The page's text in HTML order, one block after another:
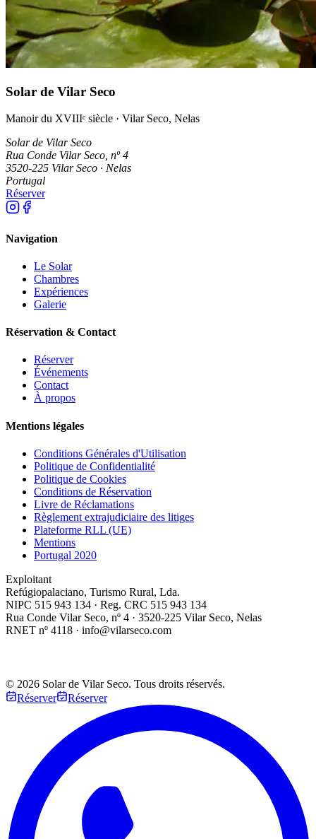
Solar de Vilar Seco
Manoir du XVIIIᵉ siècle · Vilar Seco, Nelas
Solar de Vilar Seco
Rua Conde Vilar Seco, nº 4
3520-225 Vilar Seco · Nelas
Portugal
Réserver
Navigation
Le Solar
Chambres
Expériences
Galerie
Réservation & Contact
Réserver
Événements
Contact
À propos
Mentions légales
Conditions Générales d'Utilisation
Politique de Confidentialité
Politique de Cookies
Conditions de Réservation
Livre de Réclamations
Règlement extrajudiciaire des litiges
Plateforme RLL (UE)
Mentions
Portugal 2020
Exploitant
Refúgiopalaciano, Turismo Rural, Lda.
NIPC 515 943 134 · Reg. CRC 515 943 134
Rua Conde Vilar Seco, nº 4 · 3520-225 Vilar Seco, Nelas
RNET nº 4118 · info@vilarseco.com
© 2026 Solar de Vilar Seco. Tous droits réservés.
Réserver
Réserver